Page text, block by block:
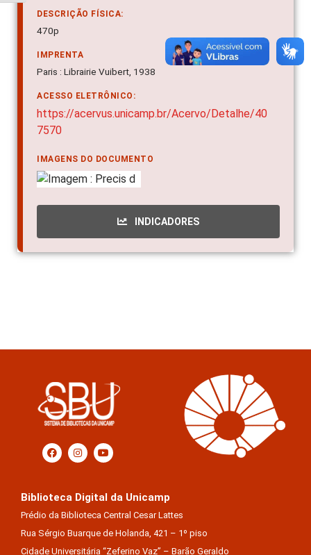
DESCRIÇÃO FÍSICA:
470p
IMPRENTA
Paris : Librairie Vuibert, 1938
ACESSO ELETRÔNICO:
https://acervus.unicamp.br/Acervo/Detalhe/40
7570
IMAGENS DO DOCUMENTO
INDICADORES
Biblioteca Digital da Unicamp
Prédio da Biblioteca Central Cesar Lattes
Rua Sérgio Buarque de Holanda, 421 – 1º piso
Cidade Universitária “Zeferino Vaz” – Barão Geraldo